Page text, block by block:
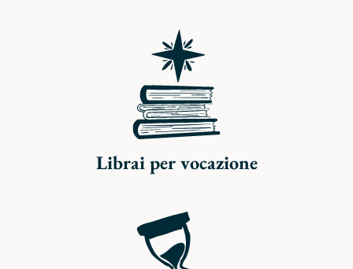
Librai per vocazione